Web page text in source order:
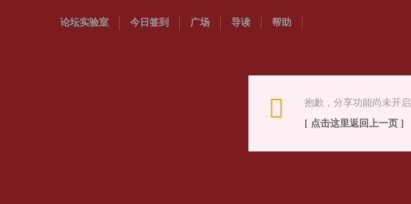
论坛实验室 今日签到 广场 导读 帮助
抱歉，分享功能尚未开启
[ 点击这里返回上一页 ]